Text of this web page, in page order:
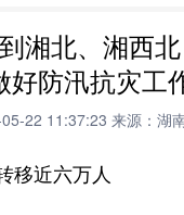
高层 时政
财经 网评
全球连线
科创
湘北、湘西
好防汛抗灾工
22 11:37:23 来源：湖
近六万人